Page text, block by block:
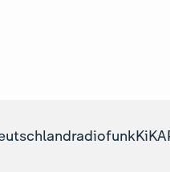
funkKiKA